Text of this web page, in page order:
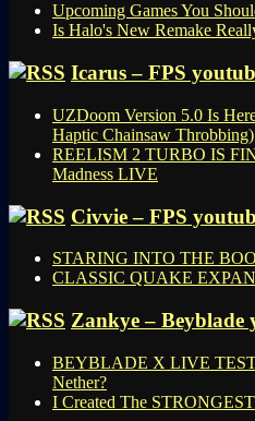
Upcoming Games You
Is Halo's New Remake
Icarus – FPS
UZDoom Version 5.0 Is
Haptic Chainsaw Throbbing)
REELISM 2 TURBO IS
Madness LIVE
Civvie – FPS
STARING INTO THE
CLASSIC QUAKE
Zankye – Beyblade
BEYBLADE X LIVE
Nether?
I Created The